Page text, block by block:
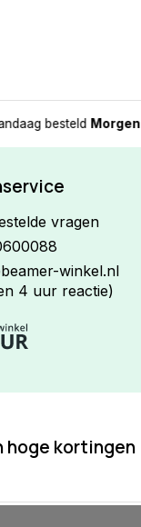
besteldMorgen in
vragen
winkel.nl
4 uur reactie)
hoge kortingen